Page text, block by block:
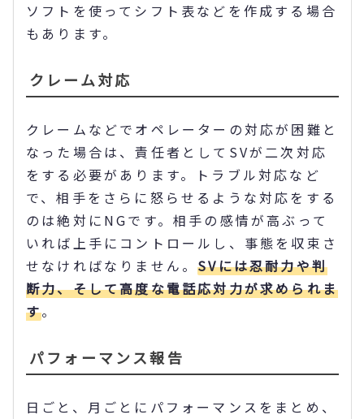
ソフトを使ってシフト表などを作成する場合
もあります。
クレーム対応
クレームなどでオペレーターの対応が困難と
なった場合は、責任者としてSVが二次対応
をする必要があります。トラブル対応など
で、相手をさらに怒らせるような対応をする
のは絶対にNGです。相手の感情が高ぶって
いれば上手にコントロールし、事態を収束さ
せなければなりません。SVには忍耐力や判
断力、そして高度な電話応対力が求められま
す。
パフォーマンス報告
日ごと、月ごとにパフォーマンスをまとめ、